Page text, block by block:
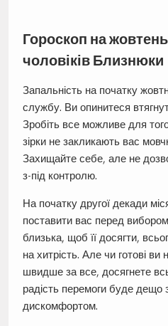
Гороскоп на
чоловіків Близнюки
Запальність на початку
службу. Ви опинитеся
Зробіть все можливе для
зірки не закликають вас
Захищайте себе, але не
з-під контролю.
На початку другої декади
поставити вас перед
близька, щоб її досягти,
на хитрість. Але чи готові ви
швидше за все, досягнете
радість перемоги буде
дискомфортом.